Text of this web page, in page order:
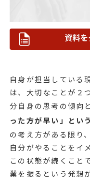
自身が担当している
は、大切なことが２
分自身の思考の傾向
った方が早い」とい
の考え方がある限り
自分がやることをイ
この状態が続くこと
業を振るという発想